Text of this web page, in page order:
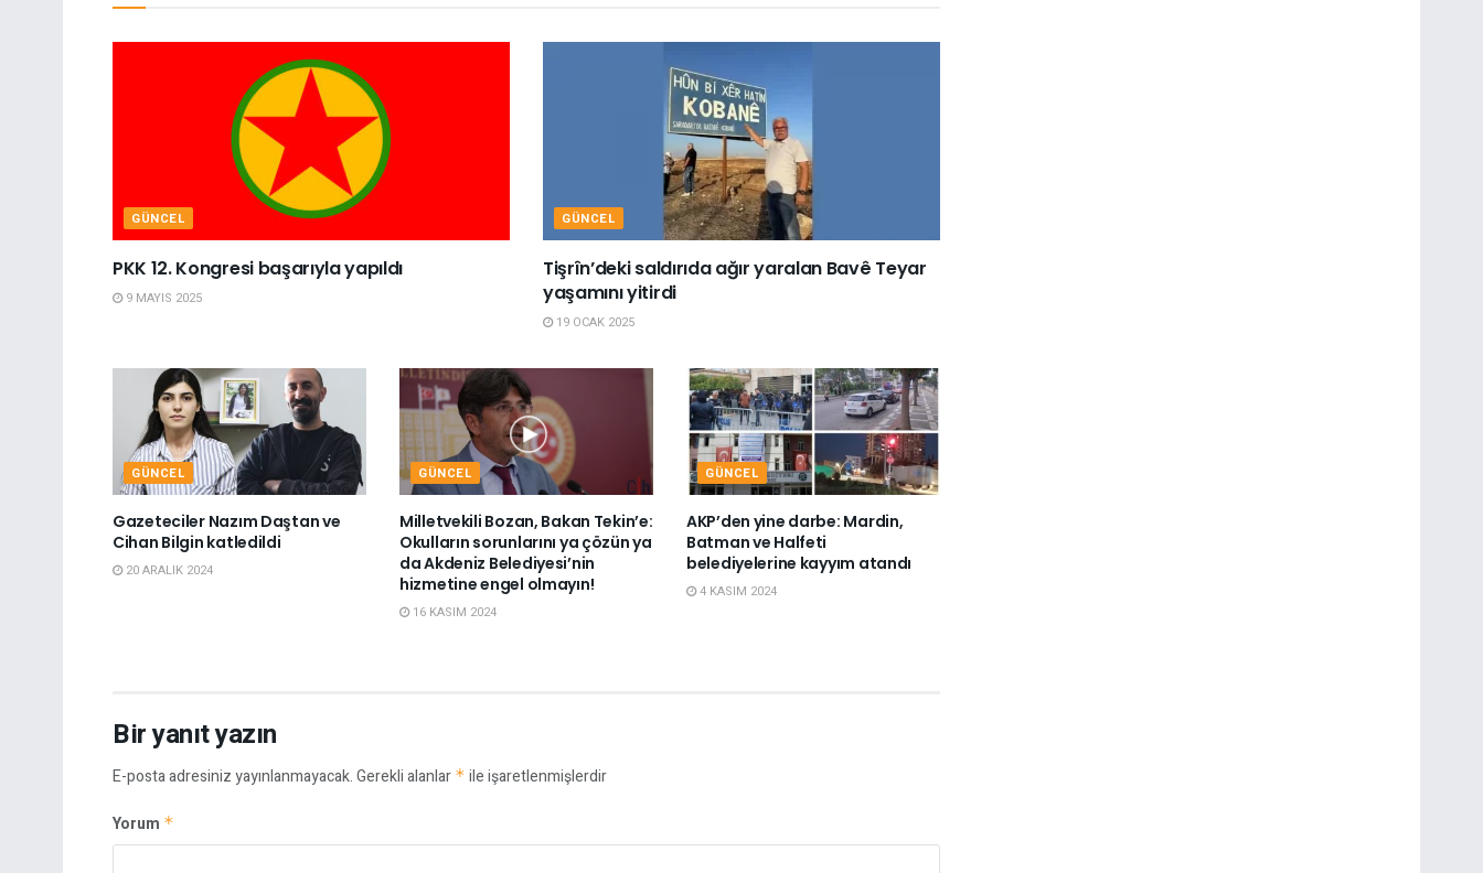
GÜNCEL
PKK 12. Kongresi başarıyla yapıldı
9 MAYIS 2025
GÜNCEL
Tişrîn’deki saldırıda ağır yaralan Bavê Teyar
yaşamını yitirdi
19 OCAK 2025
GÜNCEL
Gazeteciler Nazım Daştan ve
Cihan Bilgin katledildi
20 ARALIK 2024
GÜNCEL
Milletvekili Bozan, Bakan Tekin’e:
Okulların sorunlarını ya çözün ya
da Akdeniz Belediyesi’nin
hizmetine engel olmayın!
16 KASIM 2024
GÜNCEL
AKP’den yine darbe: Mardin,
Batman ve Halfeti
belediyelerine kayyım atandı
4 KASIM 2024
Bir yanıt yazın
E-posta adresiniz yayınlanmayacak.Gerekli alanlar * ile işaretlenmişlerdir
Yorum *